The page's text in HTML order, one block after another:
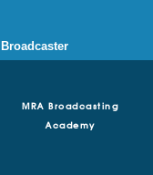
Broadcaster
MRA Broadcasting
Academy